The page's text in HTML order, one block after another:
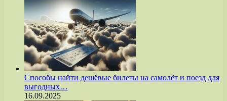
Способы найти дешёвые билеты на самолёт и поезд для
выгодных…
16.09.2025